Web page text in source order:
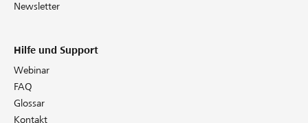
Newsletter
Hilfe und Support
Webinar
FAQ
Glossar
Kontakt